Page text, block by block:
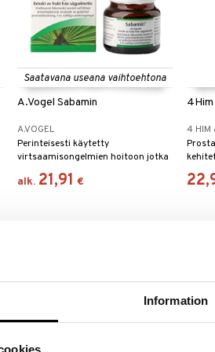
Information
Saatavana useana vaihtoehtona
A.Vogel Sabamin
A.VOGEL
Perinteisesti käytetty
virtsaamisongelmien hoitoon jotka
ovat syntyneet eturauhasen
vajaatoiminnasta, esimerkiksi
alk. 21,91 €
4 HIM